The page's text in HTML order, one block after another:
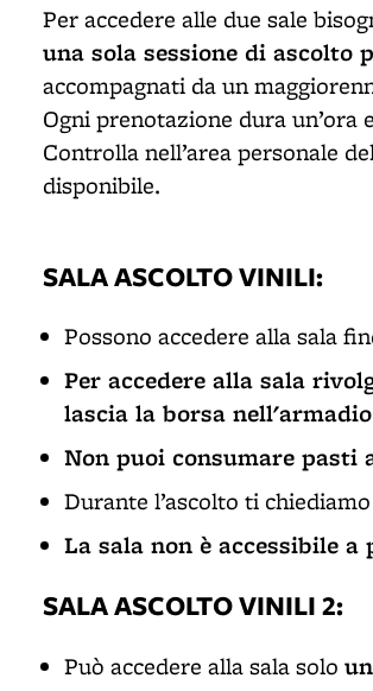
Per accedere alle due sale
una sola sessione di ascolto
accompagnati da un
Ogni prenotazione dura un’ora
Controlla nell’area personale
disponibile.
SALA ASCOLTO VINILI:
Possono accedere alla sala
Per accedere alla sala
lascia la borsa
Non puoi consumare pasti
Durante l’ascolto ti
La sala non è accessibile
SALA ASCOLTO VINILI 2:
Può accedere alla sala solo